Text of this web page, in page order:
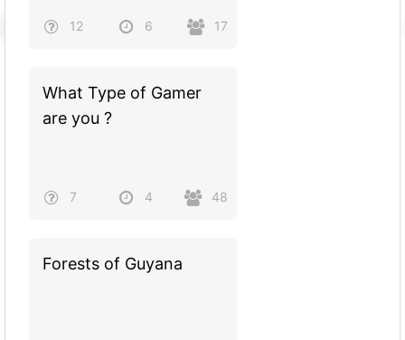
12 6 17
What Type of Gamer
are you ?
7 4 48
Forests of Guyana